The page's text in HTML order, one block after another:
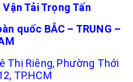
Tải Trọng Tấn
quốc BẮC – TRUNG –
Thị Riêng, Phường Thới
TP.HCM